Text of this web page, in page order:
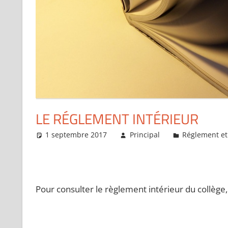
LE RÉGLEMENT INTÉRIEUR
1 septembre 2017 Principal Réglement
Pour consulter le règlement intérieur du